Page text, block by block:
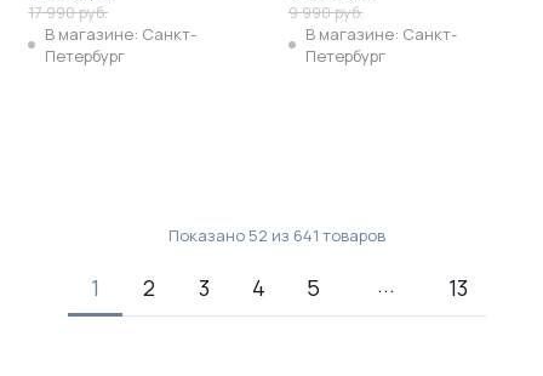
17 990 руб.
В магазине: Санкт-
Петербург
9 990 руб.
В магазине: Санкт-
Петербург
Показано 52 из 641 товаров
1 2 3 4 5 13